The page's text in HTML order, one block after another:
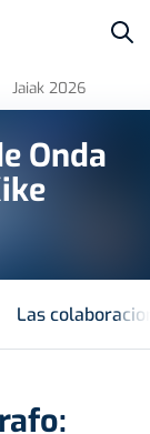
Jaiak 2026
Onda
Las